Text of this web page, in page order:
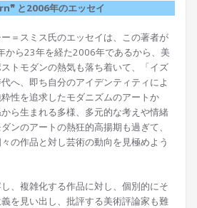
と2006年のエッセイ
＝スミス氏のエッセイは、この著者が
から23年を経た2006年であるから、美
トモダンの熱気も落ち着いて、「イズ
へ、即ち自分のアイデンティティによ
性を追求したモダニズムのアートか
ら生まれる多様、多元的な考えや情緒
ンのアートの熱狂的高揚期も過ぎて、
の作品と対し芸術の動向を見極めよう
、複雑化する作品に対し、個別的にそ
を見い出し、批評する美術評論家も難